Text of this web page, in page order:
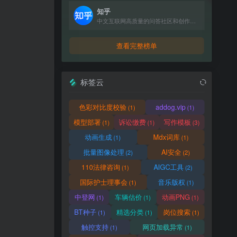
知乎
查看完整榜单
标签云
色彩对比度校验 (1) addog.vip (1)
模型部署(1) 诉讼缴费(1) 写作模板 (3)
动画生成 (1) Mdx词库(1)
批量图像处理 (2) AI安全 (2)
110法律咨询 (1) AIGC工具(2)
国际护士理事会 (1) 音乐版权 (1)
中登网 (1) 车辆估价 (1) 动画PNG (1)
BT种子 (1) 精选分类 (1) 岗位搜索(1)
触控支持 (1) 网页加载异常 (1)